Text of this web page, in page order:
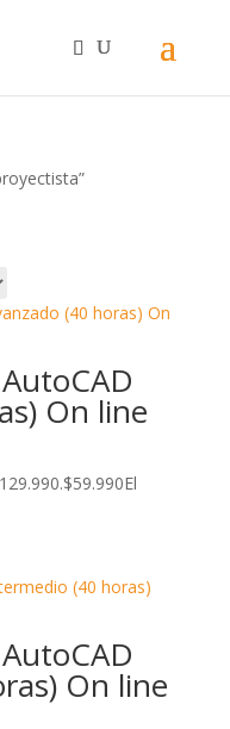
On line
$59.990El
On line